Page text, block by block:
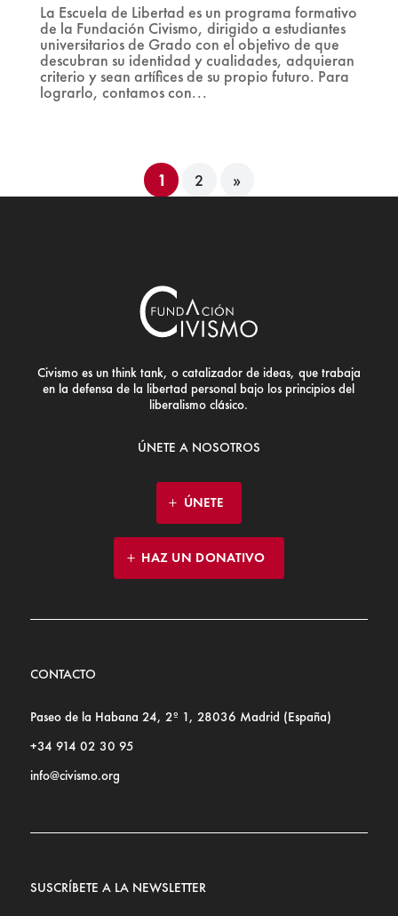
La Escuela de Libertad es un programa formativo
de la Fundación Civismo, dirigido a estudiantes
universitarios de Grado con el objetivo de que
descubran su identidad y cualidades, adquieran
criterio y sean artífices de su propio futuro. Para
lograrlo, contamos con...
1 2 »
Civismo es un think tank, o catalizador de ideas, que trabaja
en la defensa de la libertad personal bajo los principios del
liberalismo clásico.
ÚNETE A NOSOTROS
ÚNETE
HAZ UN DONATIVO
CONTACTO
Paseo de la Habana 24, 2º 1, 28036 Madrid (España)
+34 914 02 30 95
info@civismo.org
SUSCRÍBETE A LA NEWSLETTER